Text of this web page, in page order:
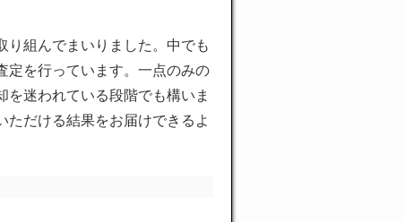
り組んでまいりました。中でも
定を行っています。一点のみの
迷われている段階でも構いま
だける結果をお届けできるよ